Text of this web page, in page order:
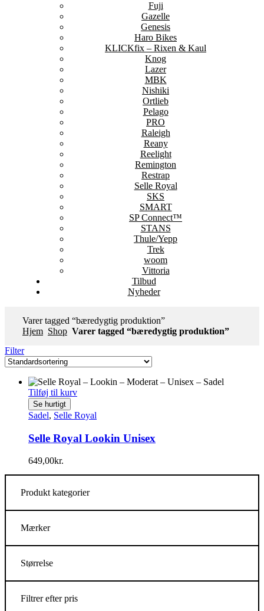
Fuji
Gazelle
Genesis
Haro Bikes
KLICKfix – Rixen & Kaul
Knog
Lazer
MBK
Nishiki
Ortlieb
Pelago
PRO
Raleigh
Reany
Reelight
Remington
Restrap
Selle Royal
SKS
SMART
SP Connect™
STANS
Thule/Yepp
Trek
woom
Vittoria
Tilbud
Nyheder
Varer tagged “bæredygtig produktion”
Hjem Shop Varer tagged “bæredygtig produktion”
Filter
Tilføj til kurv
Se hurtigt
Sadel, Selle Royal
Selle Royal Lookin Unisex
649,00kr.
Produkt kategorier
Mærker
Størrelse
Filtrer efter pris